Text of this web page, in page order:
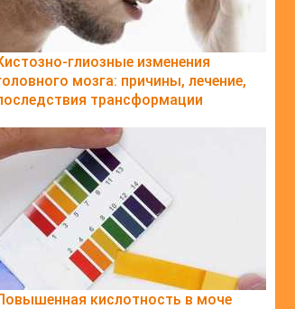
глиозные изменения
мозга: причины, лечение,
трансформации
кислотность в моче